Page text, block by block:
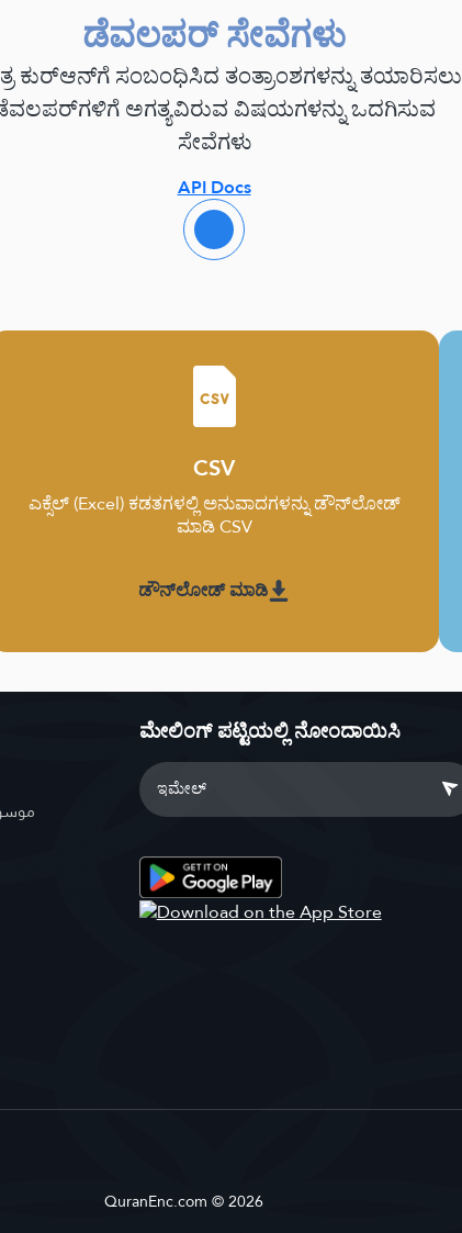
ಡೆವಲಪರ್ ಸೇವೆಗಳು
ಕುರ್‌ಆನ್‌ಗೆ ಸಂಬಂಧಿಸಿದ ತಂತ್ರಾಂಶಗಳನ್ನು ತಯಾರಿಸಲು
ಅಗತ್ಯವಿರುವ ವಿಷಯಗಳನ್ನು ಒದಗಿಸುವ
ಸೇವೆಗಳು
API Docs
CSV
ಎಕ್ಸೆಲ್ (Excel) ಕಡತಗಳಲ್ಲಿ ಅನುವಾದಗಳನ್ನು ಡೌನ್‌ಲೋಡ್
ಮಾಡಿ CSV
ಡೌನ್‌ಲೋಡ್ ಮಾಡಿ
ಮೇಲಿಂಗ್ ಪಟ್ಟಿಯಲ್ಲಿ ನೋಂದಾಯಿಸಿ
QuranEnc.com © 2026